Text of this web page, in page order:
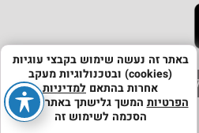
אולפון יבוא וסחר בע"מ
באתר זה נעשה שימוש בקבצי עוגיות
(cookies) ובטכנולוגיות מעקב
אחרות בהתאם למדיניות
הפרטיות המשך גלישתך באתר מהווה
הסכמה לשימוש זה